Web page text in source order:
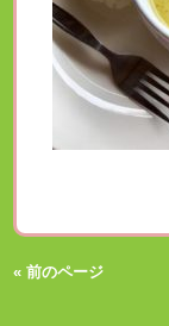
« 前のページ